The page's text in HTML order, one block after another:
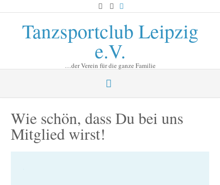
to
Tanzsportclub Leipzig
e.V.
…der Verein für die ganze Familie
Wie schön, dass Du bei uns
Mitglied wirst!